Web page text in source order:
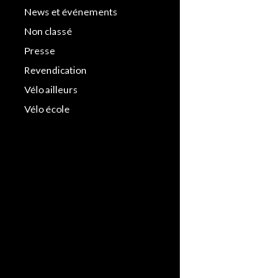
News et événements
Non classé
Presse
Revendication
Vélo ailleurs
Vélo école